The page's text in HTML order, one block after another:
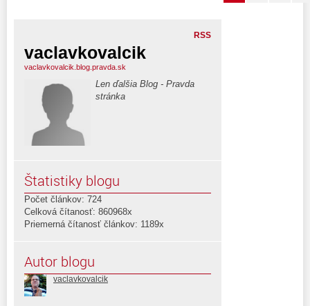
RSS
vaclavkovalcik
vaclavkovalcik.blog.pravda.sk
Len ďalšia Blog - Pravda
stránka
Štatistiky blogu
Počet článkov: 724
Celková čítanosť: 860968x
Priemerná čítanosť článkov: 1189x
Autor blogu
vaclavkovalcik